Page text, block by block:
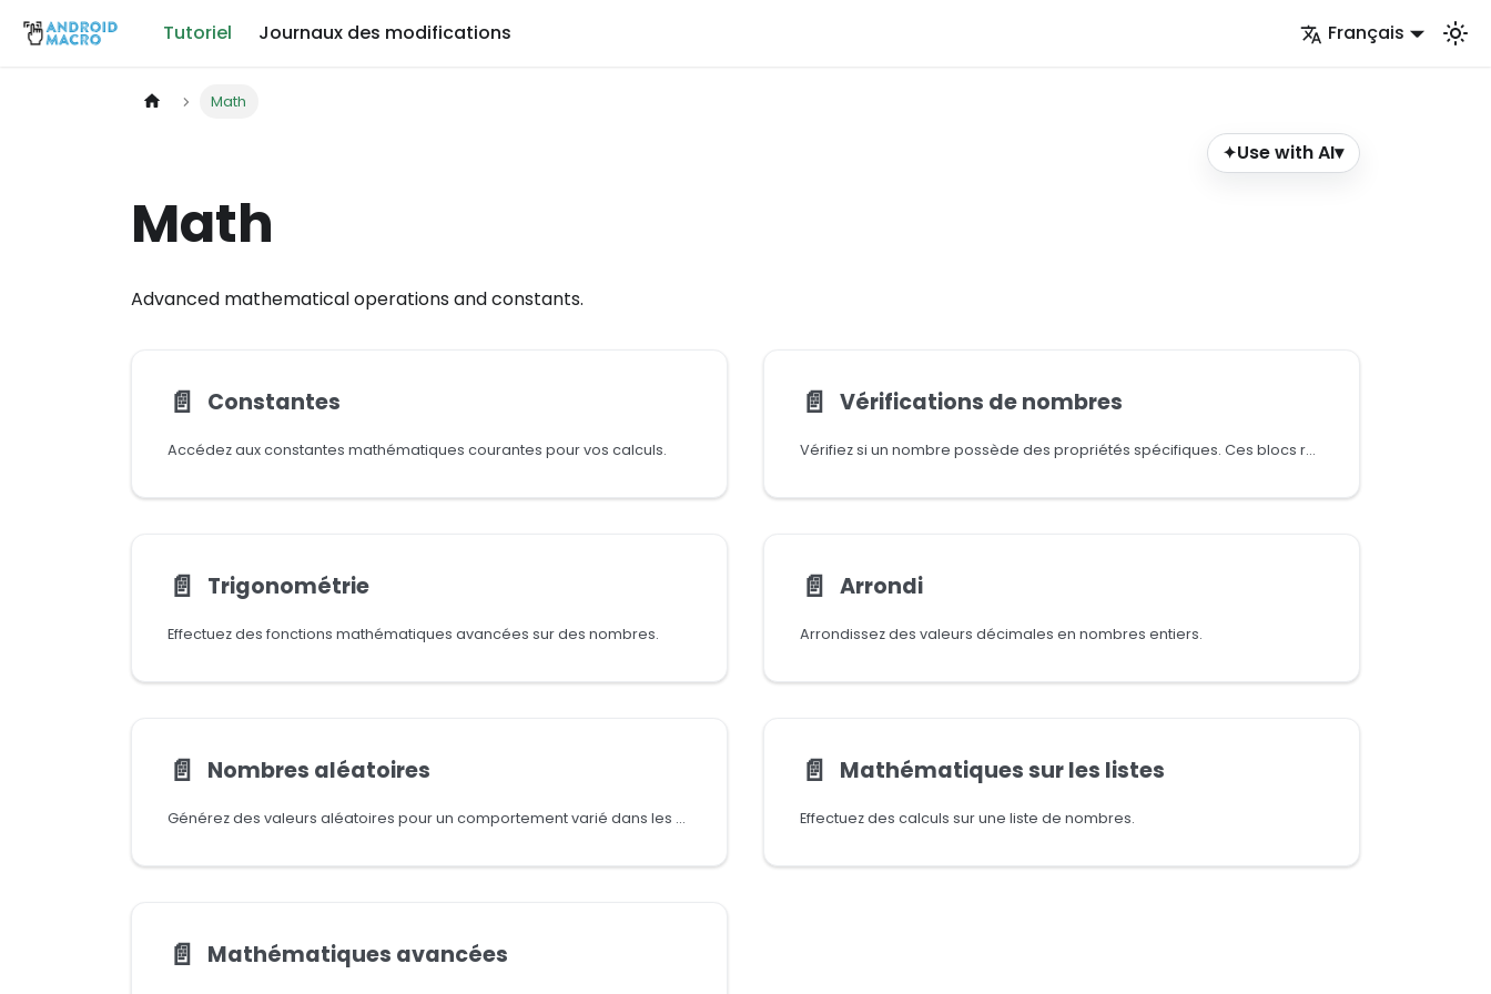
Tutoriel Journaux des modifications Français
Math
✦Use with AI▾
Math
Advanced mathematical operations and constants.
📄️ Constantes
Accédez aux constantes mathématiques courantes pour vos calculs.
📄️ Vérifications de nombres
Vérifiez si un nombre possède des propriétés spécifiques. Ces blocs renvoient true ou false.
📄️ Trigonométrie
Effectuez des fonctions mathématiques avancées sur des nombres.
📄️ Arrondi
Arrondissez des valeurs décimales en nombres entiers.
📄️ Nombres aléatoires
Générez des valeurs aléatoires pour un comportement varié dans les macros.
📄️ Mathématiques sur les listes
Effectuez des calculs sur une liste de nombres.
📄️ Mathématiques avancées